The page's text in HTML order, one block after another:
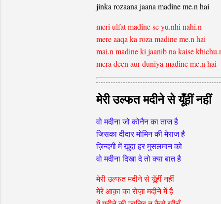
jinka rozaana jaana madine me.n hai
meri ulfat madine se yu.nhi nahi.n
mere aaqa ka roza madine me.n hai
mai.n madine ki jaanib na kaise
mera deen aur duniya madine me.n hai
मेरी उल्फत मदीने से यूँहीं नहीं
वो मदीना जो कोनैन का ताज है
जिसका दीदार मोमिन की मेराज है
ज़िन्दगी में खुदा हर मुसलमान को
वो मदीना दिखा दे तो क्या बात है
मेरी उल्फत मदीने से यूँहीं नहीं
मेरे आक़ा का रोज़ा मदीने में है